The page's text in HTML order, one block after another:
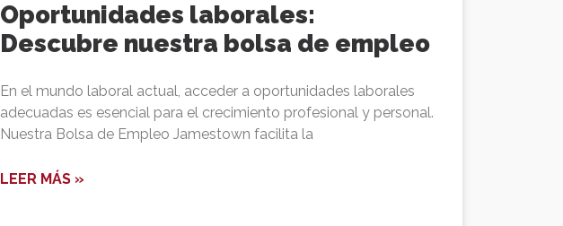
Oportunidades laborales:
Descubre nuestra bolsa de empleo
En el mundo laboral actual, acceder a oportunidades laborales
adecuadas es esencial para el crecimiento profesional y personal.
Nuestra Bolsa de Empleo Jamestown facilita la
LEER MÁS »